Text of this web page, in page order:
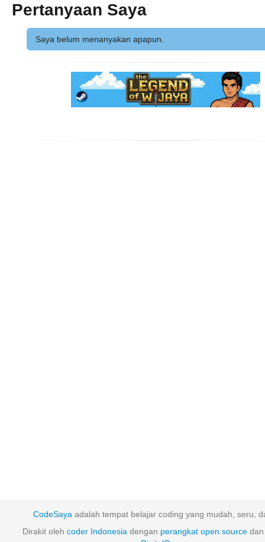
Pertanyaan Saya
Saya belum menanyakan apapun.
CodeSaya adalah tempat belajar coding yang mudah, seru,
Dirakit oleh coder Indonesia dengan perangkat open source